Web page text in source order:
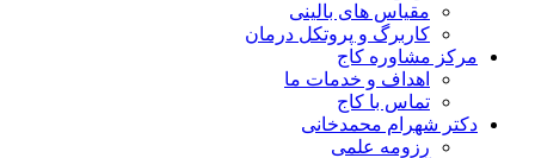
مقیاس های بالینی
کاربرگ و پروتکل درمان
مرکز مشاوره کاج
اهداف و خدمات ما
تماس با کاج
دکتر شهرام محمدخانی
رزومه علمی